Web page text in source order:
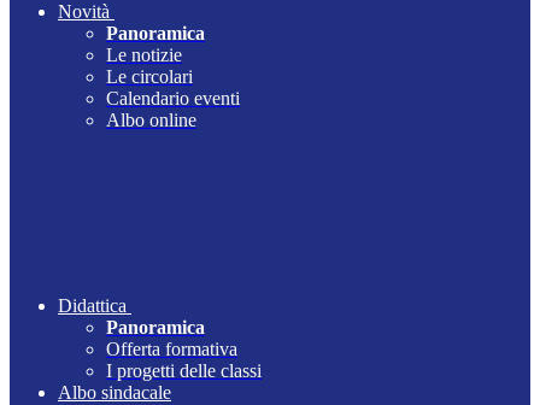
Novità
Panoramica
Le notizie
Le circolari
Calendario eventi
Albo online
Didattica
Panoramica
Offerta formativa
I progetti delle classi
Albo sindacale